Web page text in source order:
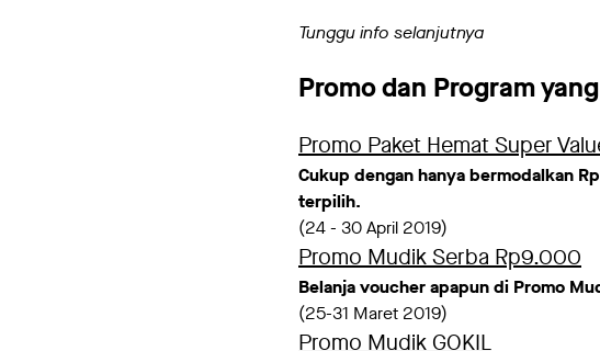
Tunggu info selanjutnya
Promo dan Program
Promo Paket Hemat Super
Cukup dengan hanya bermodalkan
terpilih.
(24 - 30 April 2019)
Promo Mudik Serba Rp9.000
Belanja voucher apapun di Promo
(25-31 Maret 2019)
Promo Mudik GOKIL